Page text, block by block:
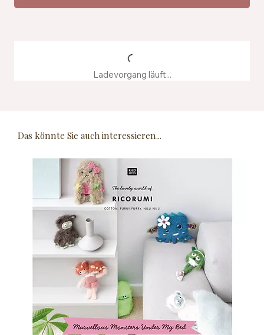
Ladevorgang läuft...
Das könnte Sie auch interessieren...